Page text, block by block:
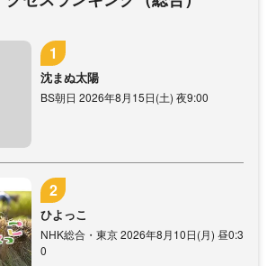
沈まぬ太陽
BS朝日 2026年8月15日(土) 夜9:00
ひよっこ
NHK総合・東京 2026年8月10日(月) 昼0:3
0